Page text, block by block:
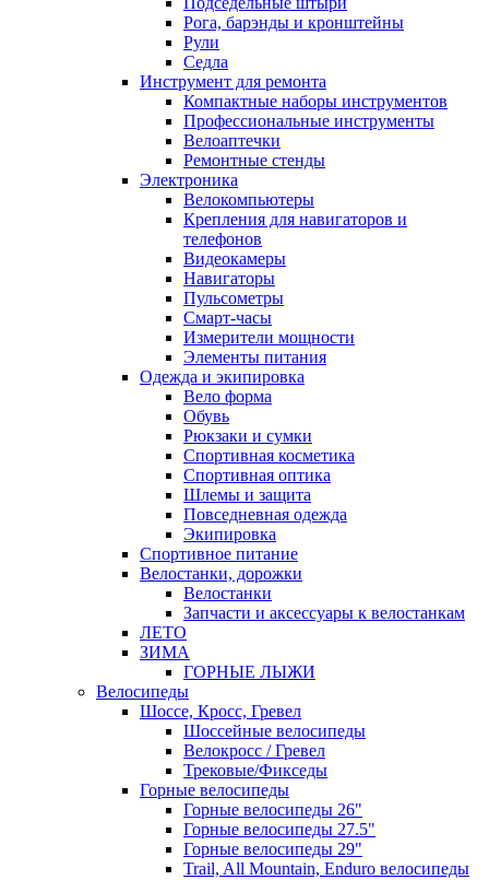
Рога, барэнды и кронштейны
Рули
Седла
Инструмент для ремонта
Компактные наборы инструментов
Профессиональные инструменты
Велоаптечки
Ремонтные стенды
Электроника
Велокомпьютеры
Крепления для навигаторов и
телефонов
Видеокамеры
Навигаторы
Пульсометры
Смарт-часы
Измерители мощности
Элементы питания
Одежда и экипировка
Вело форма
Обувь
Рюкзаки и сумки
Спортивная косметика
Спортивная оптика
Шлемы и защита
Повседневная одежда
Экипировка
Спортивное питание
Велостанки, дорожки
Велостанки
Запчасти и аксессуары к велостанкам
ЛЕТО
ЗИМА
ГОРНЫЕ ЛЫЖИ
Велосипеды
Шоссе, Кросс, Гревел
Шоссейные велосипеды
Велокросс / Гревел
Трековые/Фикседы
Горные велосипеды
Горные велосипеды 26"
Горные велосипеды 27.5"
Горные велосипеды 29"
Trail, All Mountain, Enduro велосипеды